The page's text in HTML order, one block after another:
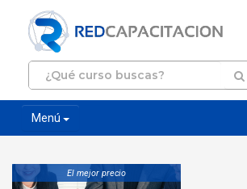
Menú
El mejor precio